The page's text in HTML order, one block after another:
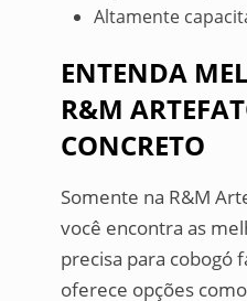
Altamente
ENTENDA
R&M
CONCRETO
Somente na R&M
você encontra as
precisa para cobogó
oferece opções